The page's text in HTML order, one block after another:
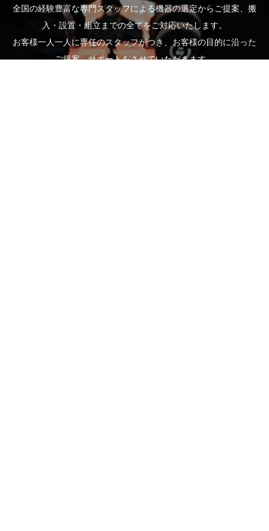
全国の経験豊富な専門スタッフによる機器の選定からご提案、搬
入・設置・組立までの全てをご対応いたします。
お客様一人一人に専任のスタッフがつき、お客様の目的に沿った
ご提案、サポートをさせていただきます。